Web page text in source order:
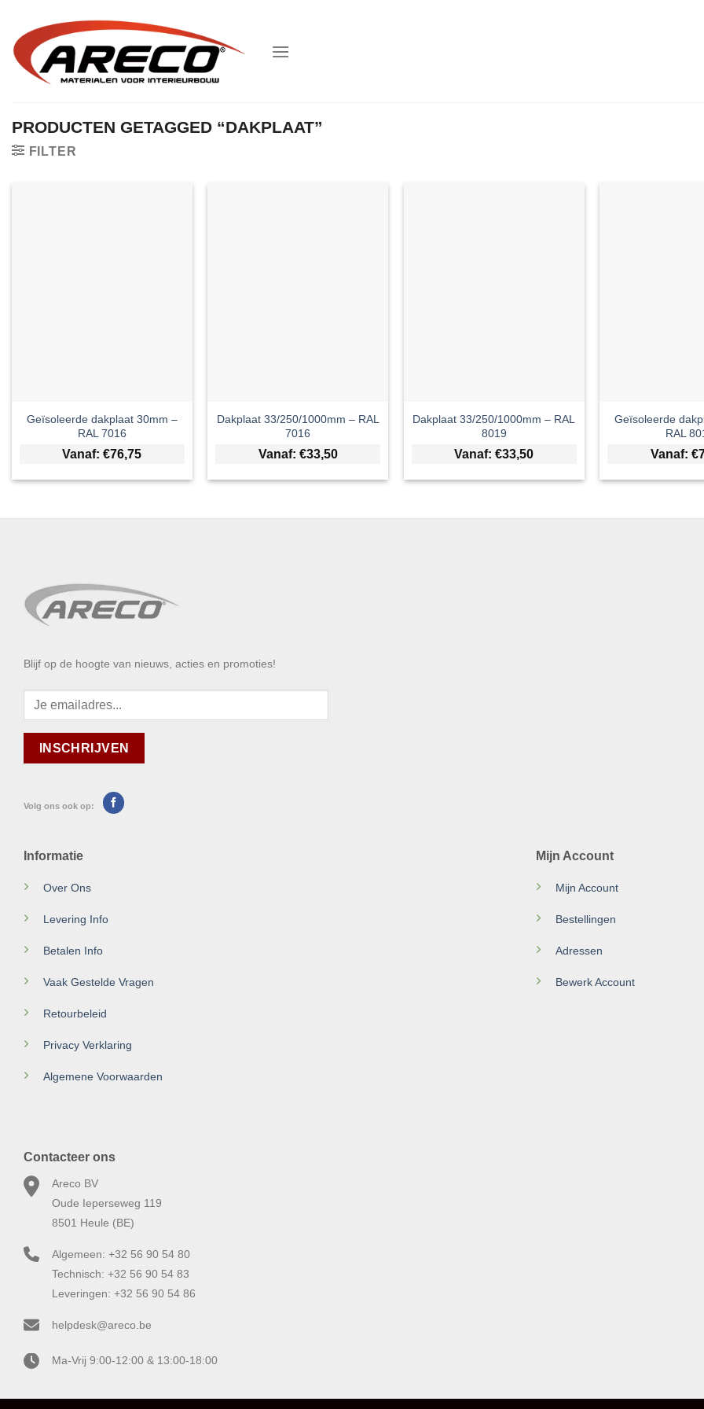
inhoud
PRODUCTEN GETAGGED “DAKPLAAT”
FILTER
Geïsoleerde dakplaat 30mm –
RAL 7016
Vanaf:€76,75
Dakplaat 33/250/1000mm – RAL
7016
Vanaf: €33,50
Dakplaat 33/250/1000mm – RAL
8019
Vanaf:€33,50
Geïsoleerde
RAL
Vanaf: €
Blijf op de hoogte van nieuws, acties en promoties!
Volg ons ook op:
Informatie
Over Ons
Levering Info
Betalen Info
Vaak Gestelde Vragen
Retourbeleid
Privacy Verklaring
Algemene Voorwaarden
Mijn Account
Mijn Account
Bestellingen
Adressen
Bewerk Account
Contacteer ons
Areco BV
Oude Ieperseweg 119
8501 Heule (BE)
Algemeen: +32 56 90 54 80
Technisch: +32 56 90 54 83
Leveringen: +32 56 90 54 86
helpdesk@areco.be
Ma-Vrij 9:00-12:00 & 13:00-18:00